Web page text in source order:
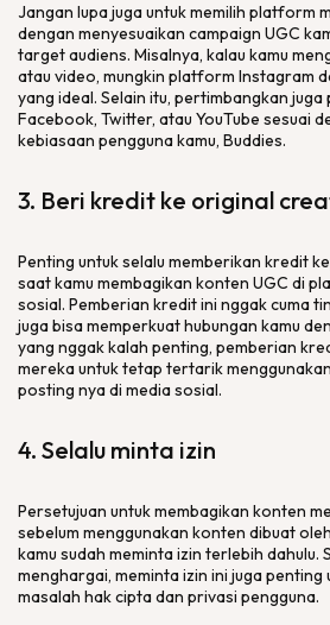
Jangan lupa juga untuk memilih platform
dengan menyesuaikan campaign UGC
target audiens. Misalnya, kalau kamu
atau video, mungkin platform Instagram
yang ideal. Selain itu, pertimbangkan juga
Facebook, Twitter, atau YouTube sesuai
kebiasaan pengguna kamu, Buddies.
3. Beri kredit ke original
Penting untuk selalu memberikan kredit
saat kamu membagikan konten UGC di
sosial. Pemberian kredit ini nggak cuma
juga bisa memperkuat hubungan kamu
yang nggak kalah penting, pemberian
mereka untuk tetap tertarik menggunakan
posting nya di media sosial.
4. Selalu minta izin
Persetujuan untuk membagikan konten
sebelum menggunakan konten dibuat
kamu sudah meminta izin terlebih dahulu.
menghargai, meminta izin ini juga penting
masalah hak cipta dan privasi pengguna.